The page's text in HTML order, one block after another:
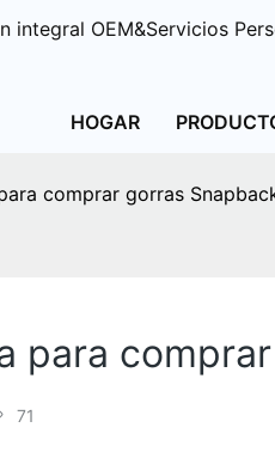
integral OEM&Servicios
HOGAR
comprar gorras
para
71